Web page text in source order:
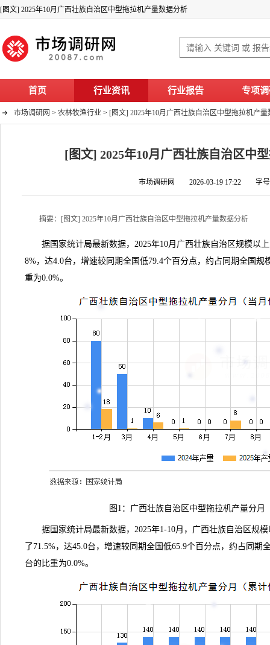
[图文] 2025年10月广西壮族自治区中型拖拉机产量数据分析
首页 行业资讯 行业报告 专项
市场调研网 > 农林牧渔行业 > [图文] 2025年10月广西壮族自治区中型拖拉机产量
[图文] 2025年10月广西壮族自治区中
市场调研网 2026-03-19 17:22 字
摘要：[图文] 2025年10月广西壮族自治区中型拖拉机产量数据分析
据国家统计局最新数据，2025年10月广西壮族自治区规模以
8%，达4.0台，增速较同期全国低79.4个百分点，约占同期全国规
重为0.0%。
图1：广西壮族自治区中型拖拉机产量分月
据国家统计局最新数据，2025年1-10月，广西壮族自治区规
了71.5%，达45.0台，增速较同期全国低65.9个百分点，约占同期
台的比重为0.0%。